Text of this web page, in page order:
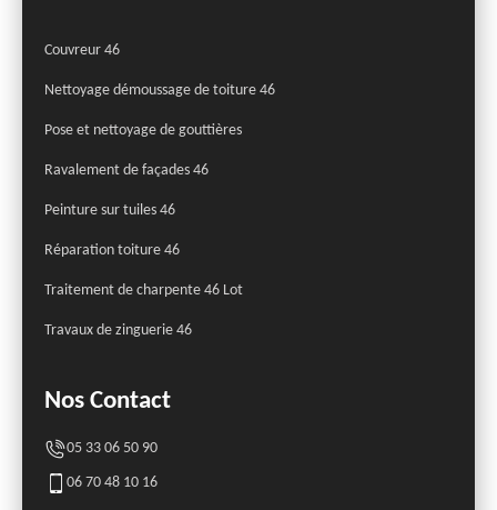
Couvreur 46
Nettoyage démoussage de toiture 46
Pose et nettoyage de gouttières
Ravalement de façades 46
Peinture sur tuiles 46
Réparation toiture 46
Traitement de charpente 46 Lot
Travaux de zinguerie 46
Nos Contact
05 33 06 50 90
06 70 48 10 16